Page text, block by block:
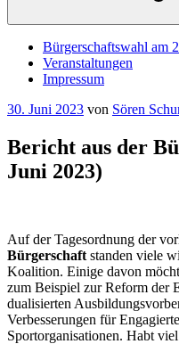
Bürgerschaftswahl am
Veranstaltungen
Impressum
Veröffentlicht
30. Juni 2023 von Sören
Bericht aus der
Juni 2023)
Auf der Tagesordnung der
Bürgerschaft standen viele
Koalition. Einige davon
zum Beispiel zur Reform der
dualisierten
Verbesserungen für
Sportorganisationen. Habt